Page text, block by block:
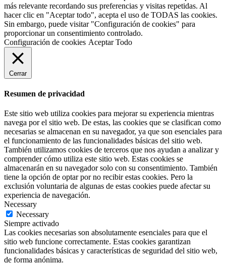
más relevante recordando sus preferencias y visitas repetidas. Al
hacer clic en "Aceptar todo", acepta el uso de TODAS las cookies.
Sin embargo, puede visitar "Configuración de cookies" para
proporcionar un consentimiento controlado.
Configuración de cookies Aceptar Todo
Cerrar
Resumen de privacidad
Este sitio web utiliza cookies para mejorar su experiencia mientras
navega por el sitio web. De estas, las cookies que se clasifican como
necesarias se almacenan en su navegador, ya que son esenciales para
el funcionamiento de las funcionalidades básicas del sitio web.
También utilizamos cookies de terceros que nos ayudan a analizar y
comprender cómo utiliza este sitio web. Estas cookies se
almacenarán en su navegador solo con su consentimiento. También
tiene la opción de optar por no recibir estas cookies. Pero la
exclusión voluntaria de algunas de estas cookies puede afectar su
experiencia de navegación.
Necessary
Necessary
Siempre activado
Las cookies necesarias son absolutamente esenciales para que el
sitio web funcione correctamente. Estas cookies garantizan
funcionalidades básicas y características de seguridad del sitio web,
de forma anónima.